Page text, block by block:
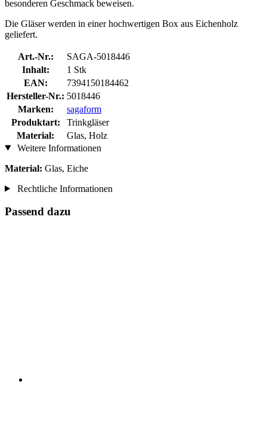
besonderen Geschmack beweisen.
Die Gläser werden in einer hochwertigen Box aus Eichenholz
geliefert.
Art.-Nr.:
SAGA-5018446
Inhalt:
1 Stk
EAN:
7394150184462
Hersteller-Nr.: 5018446
Marken:
sagaform
Produktart:
Trinkgläser
Material:
Glas, Holz
Weitere Informationen
Material: Glas, Eiche
Rechtliche Informationen
Passend dazu